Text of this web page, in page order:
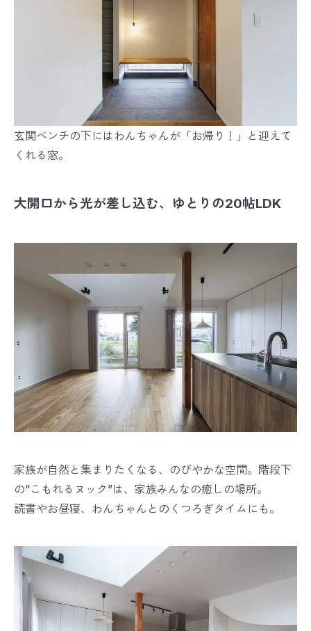
玄関ベンチの下にはわんちゃんが「お帰り！」と迎えて
くれる窓。
大開口から光が差し込む、ゆとりの20帖LDK
家族が自然と集まりたくなる、のびやかな空間。階段下
の“こもれるヌック”は、家族みんなの癒しの場所。
読書やお昼寝、わんちゃんとのくつろぎタイムにも。